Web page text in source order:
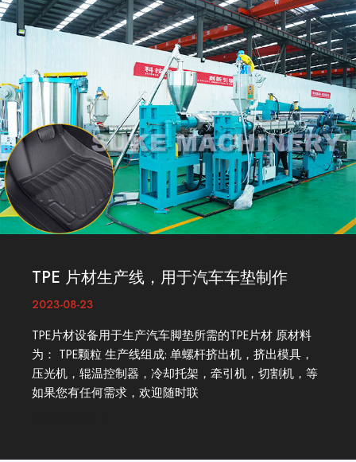
TPE 片材生产线，用于汽车车垫制作
2023-08-23
TPE片材设备用于生产汽车脚垫所需的TPE片材 原材料
为： TPE颗粒 生产线组成: 单螺杆挤出机，挤出模具，
压光机，辊温控制器，冷却托架，牵引机，切割机，等
如果您有任何需求，欢迎随时联